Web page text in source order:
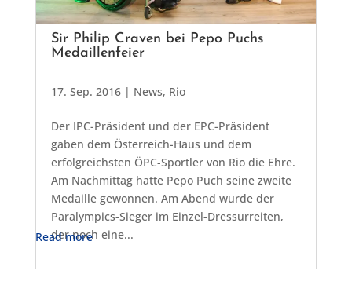
Sir Philip Craven bei Pepo Puchs
Medaillenfeier
17. Sep. 2016| News, Rio
Der IPC-Präsident und der EPC-Präsident
gaben dem Österreich-Haus und dem
erfolgreichsten ÖPC-Sportler von Rio die Ehre.
Am Nachmittag hatte Pepo Puch seine zweite
Medaille gewonnen. Am Abend wurde der
Paralympics-Sieger im Einzel-Dressurreiten,
der noch eine...
Read more